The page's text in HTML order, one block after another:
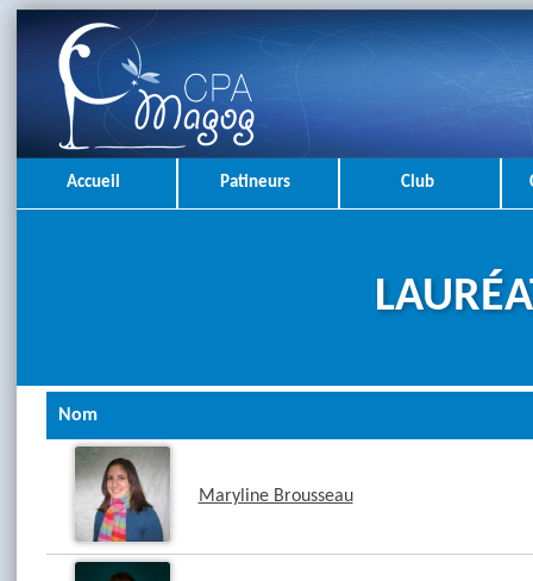
Accueil Patineurs Club
Nom
Maryline Brousseau